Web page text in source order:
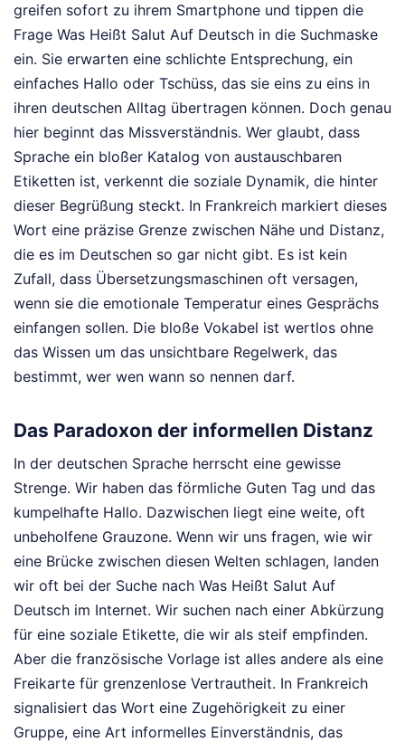
greifen sofort zu ihrem Smartphone und tippen die
Frage Was Heißt Salut Auf Deutsch in die Suchmaske
ein. Sie erwarten eine schlichte Entsprechung, ein
einfaches Hallo oder Tschüss, das sie eins zu eins in
ihren deutschen Alltag übertragen können. Doch genau
hier beginnt das Missverständnis. Wer glaubt, dass
Sprache ein bloßer Katalog von austauschbaren
Etiketten ist, verkennt die soziale Dynamik, die hinter
dieser Begrüßung steckt. In Frankreich markiert dieses
Wort eine präzise Grenze zwischen Nähe und Distanz,
die es im Deutschen so gar nicht gibt. Es ist kein
Zufall, dass Übersetzungsmaschinen oft versagen,
wenn sie die emotionale Temperatur eines Gesprächs
einfangen sollen. Die bloße Vokabel ist wertlos ohne
das Wissen um das unsichtbare Regelwerk, das
bestimmt, wer wen wann so nennen darf.
Das Paradoxon der informellen Distanz
In der deutschen Sprache herrscht eine gewisse
Strenge. Wir haben das förmliche Guten Tag und das
kumpelhafte Hallo. Dazwischen liegt eine weite, oft
unbeholfene Grauzone. Wenn wir uns fragen, wie wir
eine Brücke zwischen diesen Welten schlagen, landen
wir oft bei der Suche nach Was Heißt Salut Auf
Deutsch im Internet. Wir suchen nach einer Abkürzung
für eine soziale Etikette, die wir als steif empfinden.
Aber die französische Vorlage ist alles andere als eine
Freikarte für grenzenlose Vertrautheit. In Frankreich
signalisiert das Wort eine Zugehörigkeit zu einer
Gruppe, eine Art informelles Einverständnis, das